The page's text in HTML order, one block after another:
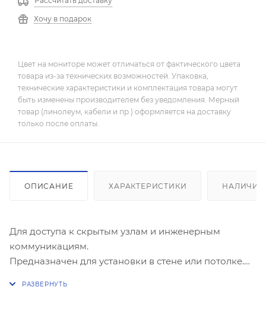
Хочу в подарок
Цвет на мониторе может отличаться от фактического цвета
товара из-за технических возможностей. Упаковка,
технические характеристики и комплектация товара могут
быть изменены производителем без уведомления. Мерный
товар (линолеум, кабели и пр.) оформляется на доставку
только после оплаты.
ОПИСАНИЕ ХАРАКТЕРИСТИКИ НАЛИЧИЕ
Для доступа к скрытым узлам и инженерным
коммуникациям.
Предназначен для установки в стене или потолке.